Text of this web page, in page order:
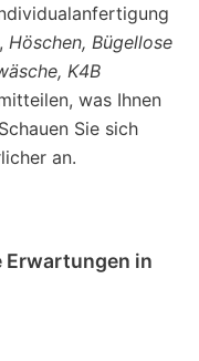
Höschen, Bügellose
K4B
was Ihnen
Sie sich
an.
Erwartungen in